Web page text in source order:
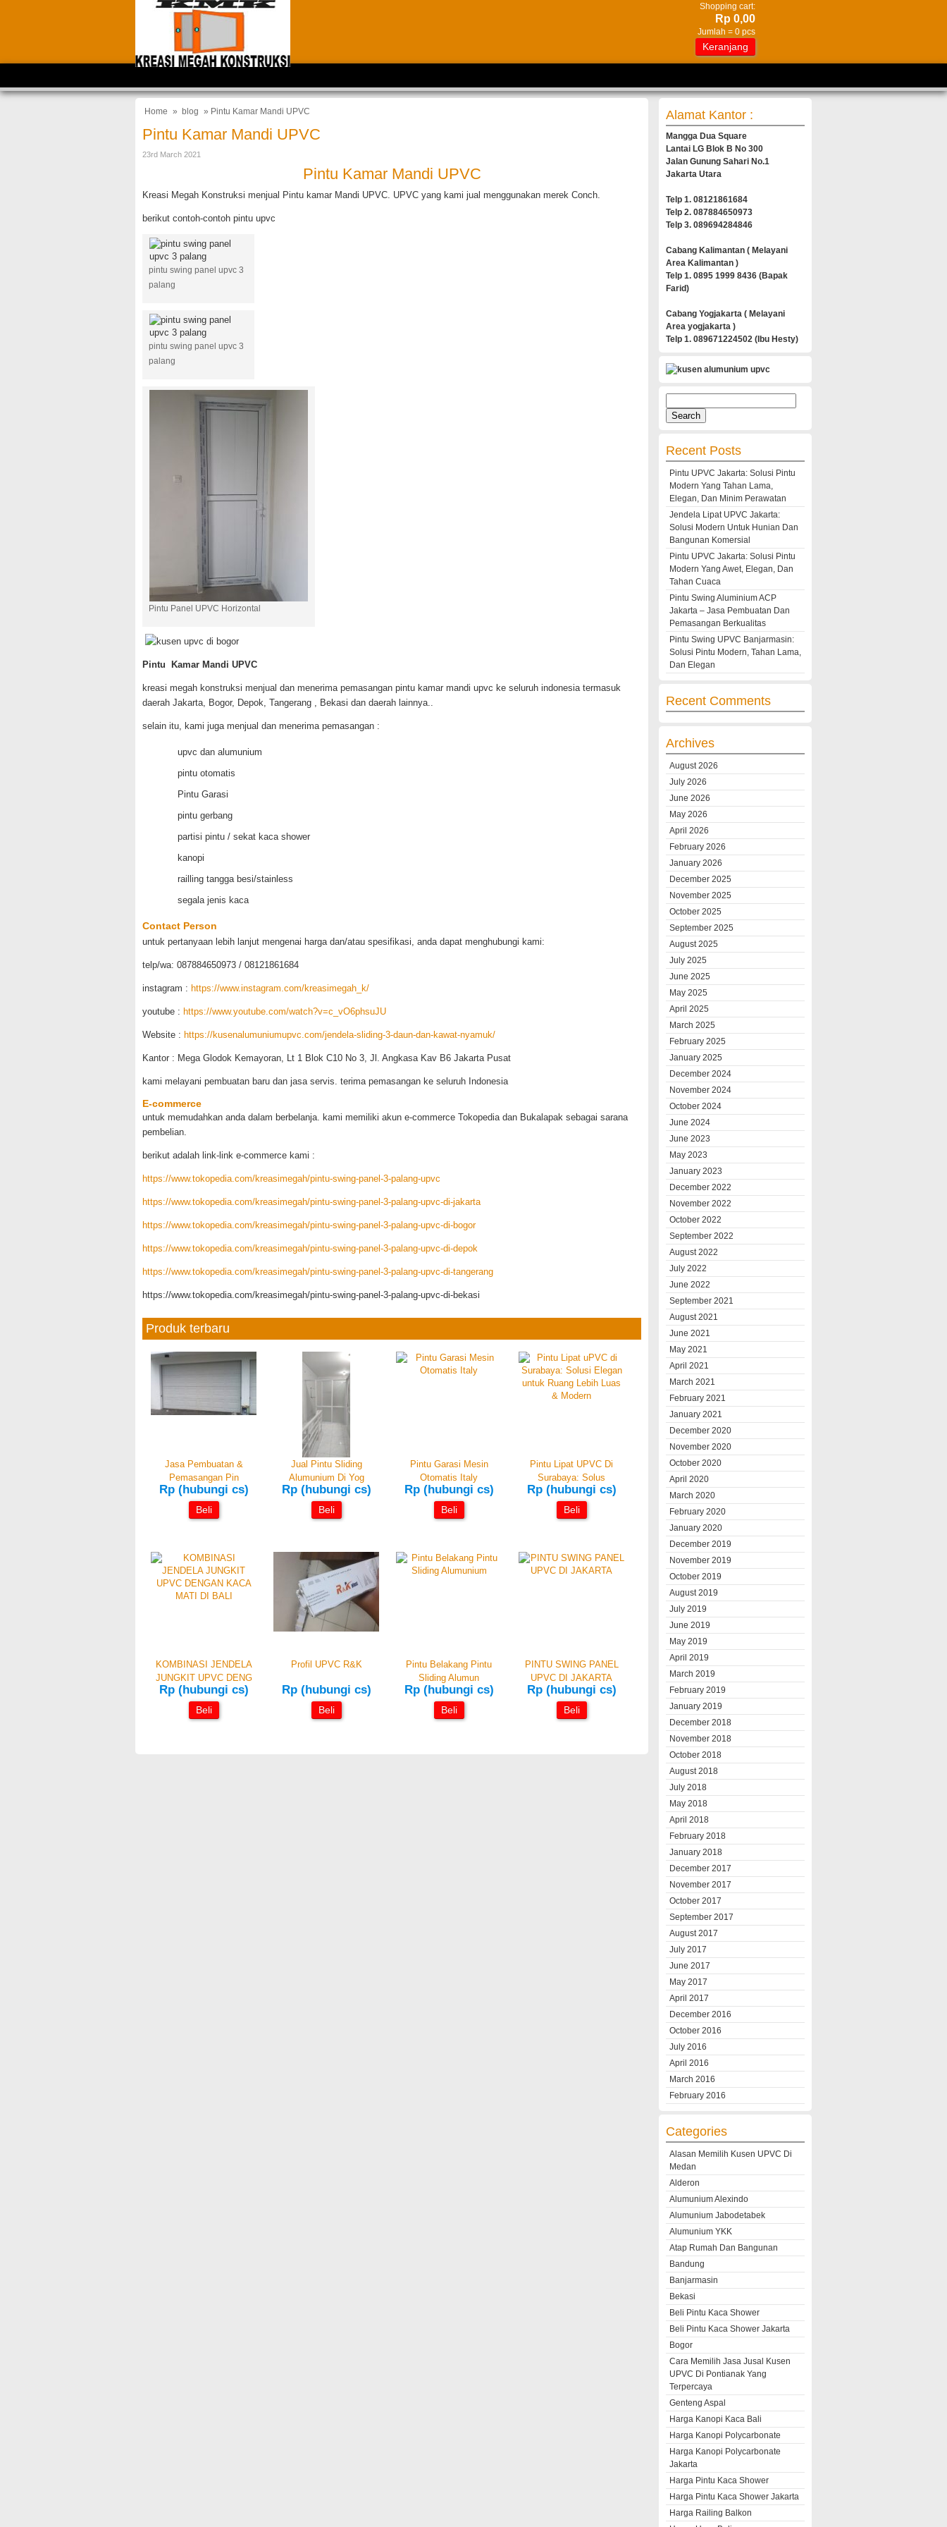
Shopping cart:
Rp 0,00
Jumlah = 0 pcs
Keranjang
Home » blog » Pintu Kamar Mandi UPVC
Pintu Kamar Mandi UPVC
23rd March 2021
Pintu Kamar Mandi UPVC
Kreasi Megah Konstruksi menjual Pintu kamar Mandi UPVC. UPVC yang kami jual menggunakan merek Conch.
berikut contoh-contoh pintu upvc
pintu swing panel upvc 3
palang
pintu swing panel upvc 3
palang
Pintu Panel UPVC Horizontal
Pintu Kamar Mandi UPVC
kreasi megah konstruksi menjual dan menerima pemasangan pintu kamar mandi upvc ke seluruh indonesia termasuk
daerah Jakarta, Bogor, Depok, Tangerang , Bekasi dan daerah lainnya..
selain itu, kami juga menjual dan menerima pemasangan :
upvc dan alumunium
pintu otomatis
Pintu Garasi
pintu gerbang
partisi pintu / sekat kaca shower
kanopi
railling tangga besi/stainless
segala jenis kaca
Contact Person
untuk pertanyaan lebih lanjut mengenai harga dan/atau spesifikasi, anda dapat menghubungi kami:
telp/wa: 087884650973 / 08121861684
instagram : https://www.instagram.com/kreasimegah_k/
youtube : https://www.youtube.com/watch?v=c_vO6phsuJU
Website : https://kusenalumuniumupvc.com/jendela-sliding-3-daun-dan-kawat-nyamuk/
Kantor : Mega Glodok Kemayoran, Lt 1 Blok C10 No 3, Jl. Angkasa Kav B6 Jakarta Pusat
kami melayani pembuatan baru dan jasa servis. terima pemasangan ke seluruh Indonesia
E-commerce
untuk memudahkan anda dalam berbelanja. kami memiliki akun e-commerce Tokopedia dan Bukalapak sebagai sarana
pembelian.
berikut adalah link-link e-commerce kami :
https://www.tokopedia.com/kreasimegah/pintu-swing-panel-3-palang-upvc
https://www.tokopedia.com/kreasimegah/pintu-swing-panel-3-palang-upvc-di-jakarta
https://www.tokopedia.com/kreasimegah/pintu-swing-panel-3-palang-upvc-di-bogor
https://www.tokopedia.com/kreasimegah/pintu-swing-panel-3-palang-upvc-di-depok
https://www.tokopedia.com/kreasimegah/pintu-swing-panel-3-palang-upvc-di-tangerang
https://www.tokopedia.com/kreasimegah/pintu-swing-panel-3-palang-upvc-di-bekasi
Produk terbaru
Jasa Pembuatan &
Pemasangan Pin
Rp (hubungi cs)
Beli
Jual Pintu Sliding
Alumunium Di Yog
Rp (hubungi cs)
Beli
Pintu Garasi Mesin
Otomatis Italy
Rp (hubungi cs)
Beli
Pintu Lipat UPVC Di
Surabaya: Solus
Rp (hubungi cs)
Beli
KOMBINASI JENDELA
JUNGKIT UPVC DENG
Rp (hubungi cs)
Beli
Profil UPVC R&K
Rp (hubungi cs)
Beli
Pintu Belakang Pintu
Sliding Alumun
Rp (hubungi cs)
Beli
PINTU SWING PANEL
UPVC DI JAKARTA
Rp (hubungi cs)
Beli
Alamat Kantor :
Mangga Dua Square
Lantai LG Blok B No 300
Jalan Gunung Sahari No.1
Jakarta Utara
Telp 1. 08121861684
Telp 2. 087884650973
Telp 3. 089694284846
Cabang Kalimantan ( Melayani
Area Kalimantan )
Telp 1. 0895 1999 8436 (Bapak
Farid)
Cabang Yogjakarta ( Melayani
Area yogjakarta )
Telp 1. 089671224502 (Ibu Hesty)
for:
Recent Posts
Pintu UPVC Jakarta: Solusi Pintu
Modern Yang Tahan Lama,
Elegan, Dan Minim Perawatan
Jendela Lipat UPVC Jakarta:
Solusi Modern Untuk Hunian Dan
Bangunan Komersial
Pintu UPVC Jakarta: Solusi Pintu
Modern Yang Awet, Elegan, Dan
Tahan Cuaca
Pintu Swing Aluminium ACP
Jakarta – Jasa Pembuatan Dan
Pemasangan Berkualitas
Pintu Swing UPVC Banjarmasin:
Solusi Pintu Modern, Tahan Lama,
Dan Elegan
Recent Comments
Archives
August 2026
July 2026
June 2026
May 2026
April 2026
February 2026
January 2026
December 2025
November 2025
October 2025
September 2025
August 2025
July 2025
June 2025
May 2025
April 2025
March 2025
February 2025
January 2025
December 2024
November 2024
October 2024
June 2024
June 2023
May 2023
January 2023
December 2022
November 2022
October 2022
September 2022
August 2022
July 2022
June 2022
September 2021
August 2021
June 2021
May 2021
April 2021
March 2021
February 2021
January 2021
December 2020
November 2020
October 2020
April 2020
March 2020
February 2020
January 2020
December 2019
November 2019
October 2019
August 2019
July 2019
June 2019
May 2019
April 2019
March 2019
February 2019
January 2019
December 2018
November 2018
October 2018
August 2018
July 2018
May 2018
April 2018
February 2018
January 2018
December 2017
November 2017
October 2017
September 2017
August 2017
July 2017
June 2017
May 2017
April 2017
December 2016
October 2016
July 2016
April 2016
March 2016
February 2016
Categories
Alasan Memilih Kusen UPVC Di
Medan
Alderon
Alumunium Alexindo
Alumunium Jabodetabek
Alumunium YKK
Atap Rumah Dan Bangunan
Bandung
Banjarmasin
Bekasi
Beli Pintu Kaca Shower
Beli Pintu Kaca Shower Jakarta
Bogor
Cara Memilih Jasa Jusal Kusen
UPVC Di Pontianak Yang
Terpercaya
Genteng Aspal
Harga Kanopi Kaca Bali
Harga Kanopi Polycarbonate
Harga Kanopi Polycarbonate
Jakarta
Harga Pintu Kaca Shower
Harga Pintu Kaca Shower Jakarta
Harga Railing Balkon